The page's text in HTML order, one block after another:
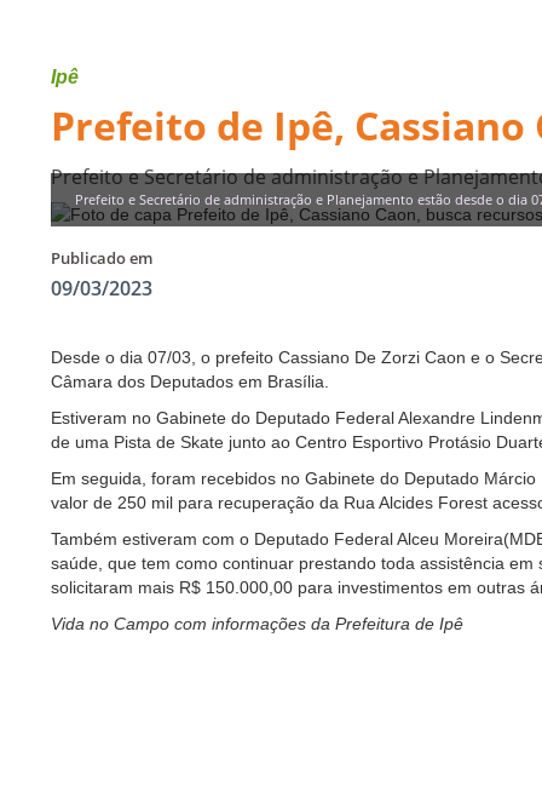
Ipê
Prefeito de Ipê,
Prefeito e Secretário de administração e
Prefeito e Secretário de administração e Planejamento estão desde o dia
Publicado em
09/03/2023
Desde o dia 07/03, o prefeito Cassiano De Zorzi Caon e o
Câmara dos Deputados em Brasília.
Estiveram no Gabinete do Deputado Federal Alexandre
de uma Pista de Skate junto ao Centro Esportivo Protásio
Em seguida, foram recebidos no Gabinete do Deputado
valor de 250 mil para recuperação da Rua Alcides Forest
Também estiveram com o Deputado Federal Alceu
saúde, que tem como continuar prestando toda assistência
solicitaram mais R$ 150.000,00 para investimentos em outras
Vida no Campo com informações da Prefeitura de Ipê